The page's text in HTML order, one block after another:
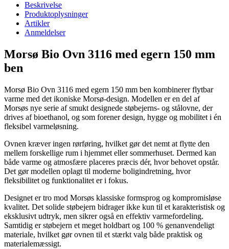
Beskrivelse
Produktoplysninger
Artikler
Anmeldelser
Morsø Bio Ovn 3116 med egern 150 mm
ben
Morsø Bio Ovn 3116 med egern 150 mm ben kombinerer flytbar
varme med det ikoniske Morsø-design. Modellen er en del af
Morsøs nye serie af smukt designede støbejerns- og stålovne, der
drives af bioethanol, og som forener design, hygge og mobilitet i én
fleksibel varmeløsning.
Ovnen kræver ingen rørføring, hvilket gør det nemt at flytte den
mellem forskellige rum i hjemmet eller sommerhuset. Dermed kan
både varme og atmosfære placeres præcis dér, hvor behovet opstår.
Det gør modellen oplagt til moderne boligindretning, hvor
fleksibilitet og funktionalitet er i fokus.
Designet er tro mod Morsøs klassiske formsprog og kompromisløse
kvalitet. Det solide støbejern bidrager ikke kun til et karakteristisk og
eksklusivt udtryk, men sikrer også en effektiv varmefordeling.
Samtidig er støbejern et meget holdbart og 100 % genanvendeligt
materiale, hvilket gør ovnen til et stærkt valg både praktisk og
materialemæssigt.